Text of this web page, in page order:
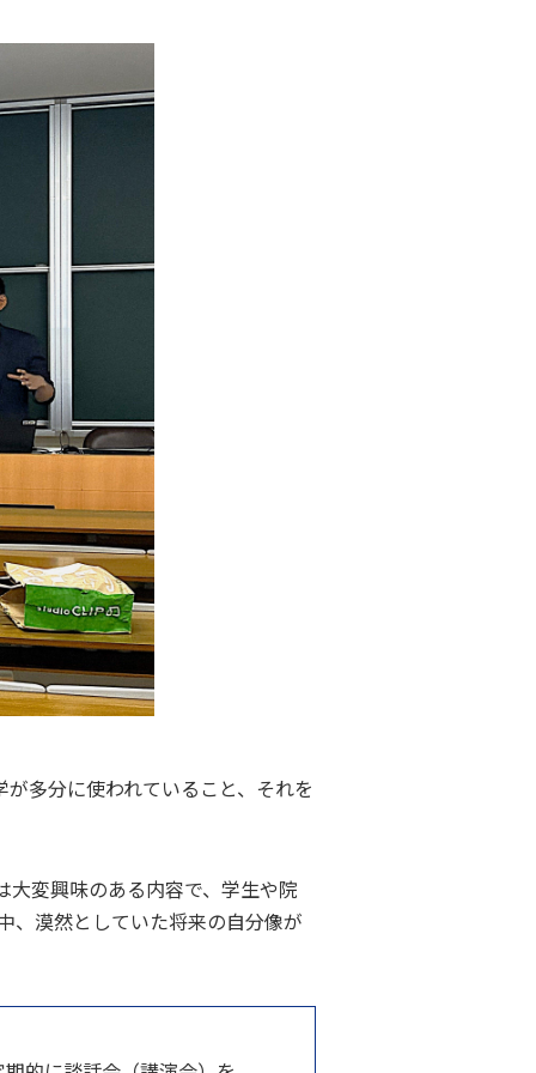
多分に使われていること、それを
変興味のある内容で、学生や院
、漠然としていた将来の自分像が